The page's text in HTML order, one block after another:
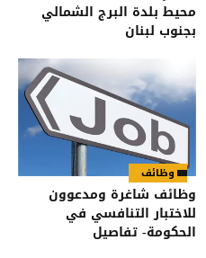
محيط بلدة البرج الشمالي
بجنوب لبنان
وظائف
وظائف شاغرة ومدعوون
للاختبار التنافسي في
الحكومة- تفاصيل